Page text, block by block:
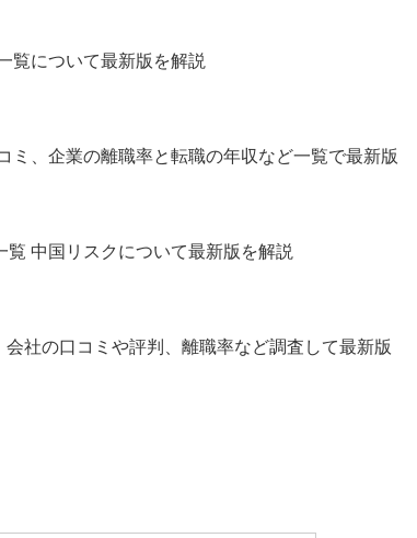
覧について最新版を解説
ミ、企業の離職率と転職の年収など一覧で最新版
中国リスクについて最新版を解説
社の口コミや評判、離職率など調査して最新版